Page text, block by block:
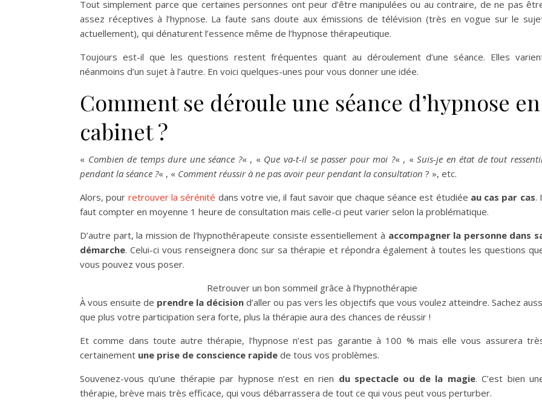
Tout simplement parce que certaines personnes ont peur d’être manipulées ou au contraire, de ne pas
assez réceptives à l’hypnose. La faute sans doute aux émissions de télévision (très en vogue sur le
actuellement), qui dénaturent l’essence même de l’hypnose thérapeutique.
Toujours est-il que les questions restent fréquentes quant au déroulement d’une séance. Elles
néanmoins d’un sujet à l’autre. En voici quelques-unes pour vous donner une idée.
Comment se déroule une séance d’hypnose en
cabinet ?
« Combien de temps dure une séance ?« , « Que va-t-il se passer pour moi ?« , «Suis-je en état de tout
pendant la séance ?« , « Comment réussir à ne pas avoir peur pendant la consultation ? », etc.
Alors, pour retrouver la sérénité dans votre vie, il faut savoir que chaque séance est étudiée au cas par cas.
faut compter en moyenne 1 heure de consultation mais celle-ci peut varier selon la problématique.
D’autre part, la mission de l’hypnothérapeute consiste essentiellement à accompagner la personne dans
démarche. Celui-ci vous renseignera donc sur sa thérapie et répondra également à toutes les questions
vous pouvez vous poser.
Retrouver un bon sommeil grâce à l’hypnothérapie
À vous ensuite de prendre la décision d’aller ou pas vers les objectifs que vous voulez atteindre. Sachez
que plus votre participation sera forte, plus la thérapie aura des chances de réussir !
Et comme dans toute autre thérapie, l’hypnose n’est pas garantie à 100 % mais elle vous assurera
certainement une prise de conscience rapide de tous vos problèmes.
Souvenez-vous qu’une thérapie par hypnose n’est en rien du spectacle ou de la magie. C’est bien
thérapie, brève mais très efficace, qui vous débarrassera de tout ce qui vous peut vous perturber.